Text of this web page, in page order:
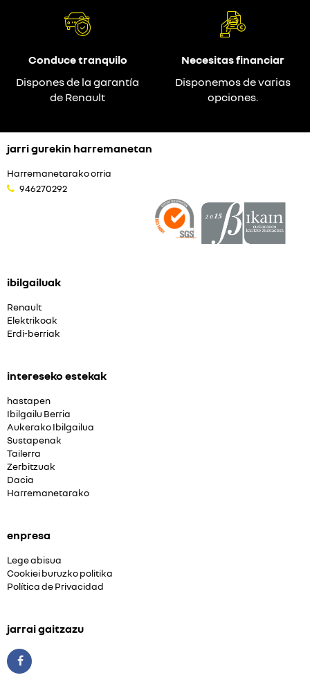
Conduce tranquilo
Dispones de la garantía
de Renault
Necesitas financiar
Disponemos de varias
opciones.
jarri gurekin harremanetan
Harremanetarako orria
946270292
ibilgailuak
Renault
Elektrikoak
Erdi-berriak
intereseko estekak
hastapen
Ibilgailu Berria
Aukerako Ibilgailua
Sustapenak
Tailerra
Zerbitzuak
Dacia
Harremanetarako
enpresa
Lege abisua
Cookiei buruzko politika
Política de Privacidad
jarrai gaitzazu